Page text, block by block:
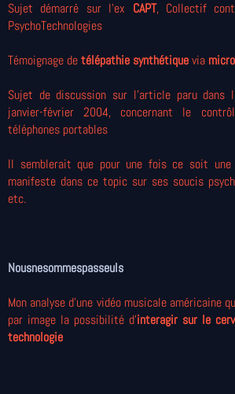
Sujet démarré sur l'ex CAPT, Collectif
PsychoTechnologies
Témoignage detélépathie synthétiquevia
Sujet de discussion sur l'article paru dans
janvier-février 2004, concernant le
téléphones portables
Il semblerait que pour une fois ce soit une
manifeste dans ce topic sur ses soucis
etc.
Nousnesommespasseuls
Mon analyse d'une vidéo musicale américaine
par image la possibilité d'interagir sur le
technologie